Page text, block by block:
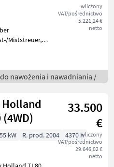
wliczony
VAT/pośrednictwo
5.221,24 €
netto
Miststreuer,
ist ein
für das effizien
nawożenia i nawadniania /
Holland
(4WD)
33.500
€
wliczony
VAT/pośrednictwo
29.646,02 €
netto
kW R. prod. 2004 4370 h